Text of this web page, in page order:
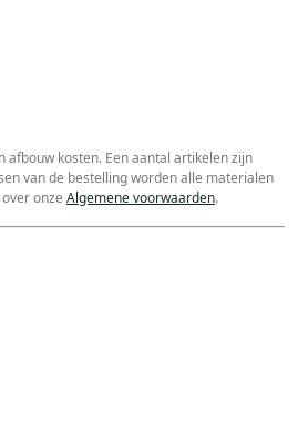
afbouw kosten. Een aantal artikelen zijn
van de bestelling worden alle materialen
onze Algemene voorwaarden.